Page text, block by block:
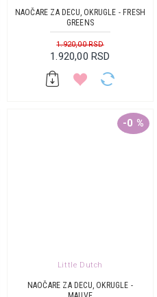
NAOČARE ZA DECU, OKRUGLE - FRESH
GREENS
1.920,00 RSD
1.920,00 RSD
-0 %
Little Dutch
NAOČARE ZA DECU, OKRUGLE -